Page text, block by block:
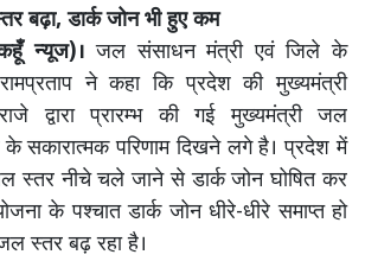
बढ़ा, डार्क जोन भी हुए कम
न्यूज)। जल संसाधन मंत्री एवं जिले के
रामप्रताप ने कहा कि प्रदेश की मुख्यमंत्री
द्वारा प्रारम्भ की गई मुख्यमंत्री जल
के सकारात्मक परिणाम दिखने लगे है। प्रदेश में
स्तर नीचे चले जाने से डार्क जोन घोषित कर
के पश्चात डार्क जोन धीरे-धीरे समाप्त हो
स्तर बढ़ रहा है।